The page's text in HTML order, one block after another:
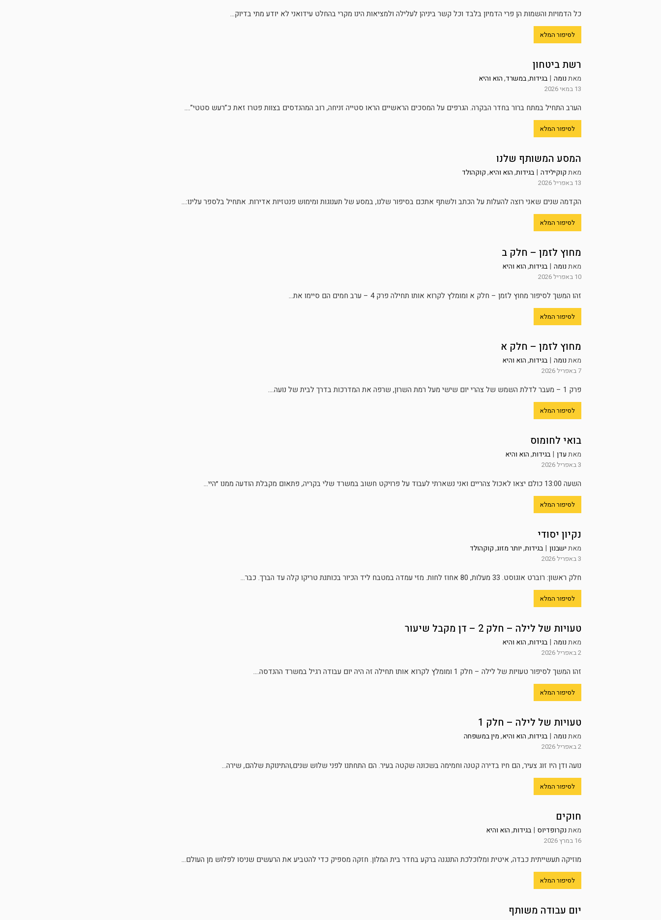
כל הדמויות והשמות הן פרי הדמיון בלבד וכל קשר ביניהן לעלילה ולמציאות הינו מקרי בהחלט עידואני לא יודע מתי בדיוק...
לסיפור המלא
רשת ביטחון
מאתנומה | בגידות,במשרד,הוא והיא
13 במאי 2026
הערב התחיל במתח ברור בחדר הבקרה. הגרפים על המסכים הראשיים הראו סטייה זניחה, רוב המהנדסים בצוות פטרו זאת כ”רעש סטטי”....
לסיפור המלא
המסע המשותף שלנו
מאתקוקילידה | בגידות,הוא והיא,קוקהולד
13 באפריל 2026
הקדמה שנים שאני רוצה להעלות על הכתב ולשתף אתכם בסיפור שלנו, במסע של תענוגות ומימוש פנטזיות אדירות. אתחיל בלספר עלינו:...
לסיפור המלא
מחוץ לזמן – חלק ב
מאתנומה | בגידות,הוא והיא
10 באפריל 2026
זהו המשך לסיפור מחוץ לזמן – חלק א ומומלץ לקרוא אותו תחילה פרק 4 – ערב חמים הם סיימו את...
לסיפור המלא
מחוץ לזמן – חלק א
מאתנומה | בגידות,הוא והיא
7 באפריל 2026
פרק 1 – מעבר לדלת השמש של צהרי יום שישי מעל רמת השרון, שרפה את המדרכות בדרך לבית של נועה....
לסיפור המלא
בואי לחומוס
מאתעדן | בגידות,הוא והיא
3 באפריל 2026
השעה 13:00 כולם יצאו לאכול צהריים ואני נשארתי לעבוד על פרויקט חשוב במשרד שלי בקריה, פתאום מקבלת הודעה ממנו ״היי...
לסיפור המלא
נקיון יסודי
מאתישבנון | בגידות,יותר מזוג,קוקהולד
3 באפריל 2026
חלק ראשון: רוברט אוגוסט. 33 מעלות, 80 אחוז לחות. מזי עמדה במטבח ליד הכיור בכותנת טריקו קלה עד הברך. כבר...
לסיפור המלא
טעויות של לילה – חלק 2 – דן מקבל שיעור
מאתנומה | בגידות,הוא והיא
2 באפריל 2026
זהו המשך לסיפור טעויות של לילה – חלק 1 ומומלץ לקרוא אותו תחילה זה היה יום עבודה רגיל במשרד ההנדסה....
לסיפור המלא
טעויות של לילה – חלק 1
מאתנומה | בגידות,הוא והיא,מין במשפחה
2 באפריל 2026
נועה ודן היו זוג צעיר, הם חיו בדירה קטנה וחמימה בשכונה שקטה בעיר. הם התחתנו לפני שלוש שנים,והתינוקת שלהם, שירה...
לסיפור המלא
חוקים
מאתנקרופדיוס | בגידות,הוא והיא
16 במרץ 2026
מוזיקה תעשייתית כבדה, איטית ומלוכלכת התנגנה ברקע בחדר בית המלון. חזקה מספיק כדי להטביע את הרעשים שניסו לפלוש מן העולם...
לסיפור המלא
יום עבודה משותף